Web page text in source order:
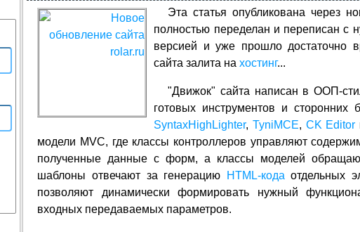
Эта статья опубликована через
полностью переделан и переписан с
версией и уже прошло достаточно
сайта залита нахостинг...
"Движок" сайта написан в ООП-
готовых инструментов и сторонних
SyntaxHighLighter,TyniMCE, CK Editor
модели MVC, где классы контроллеров управляют
полученные данные с форм, а классы моделей
шаблоны отвечают за генерацию
HTML-кода отдельных
позволяют динамически формировать нужный
входных передаваемых параметров.